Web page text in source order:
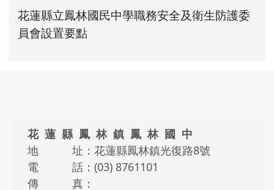
link to https://www.fles.hlc.edu.tw/uploads/tad_blocks/file/
花蓮縣立鳳林國民中學職務安全及衛生防護委
員會設置要點花蓮縣立鳳林國民中學職務安全及衛生防
花蓮縣立鳳林國民中學職務安全及衛生防
link to https://www.fles.hlc.edu.tw/uploads/
link to https://www.fles.hlc.edu.tw/uploads/
花 蓮 縣 鳳 林 鎮 鳳 林 國 中
地 址：花蓮縣鳳林鎮光復路8號
電 話：(03) 8761101
傳 真：